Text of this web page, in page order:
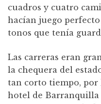
cuadros y cuatro
hacían juego
tonos que tenía
Las carreras eran
la chequera del
tan corto tiempo,
hotel de Barranquilla